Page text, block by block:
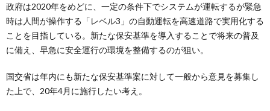
政府は2020年をめどに、一定の条件下でシステムが運転するが緊急
時は人間が操作する「レベル3」の自動運転を高速道路で実用化する
ことを目指している。新たな保安基準を導入することで将来の普及
に備え、早急に安全運行の環境を整備するのが狙い。
国交省は年内にも新たな保安基準案に対して一般から意見を募集し
た上で、20年4月に施行したい考え。